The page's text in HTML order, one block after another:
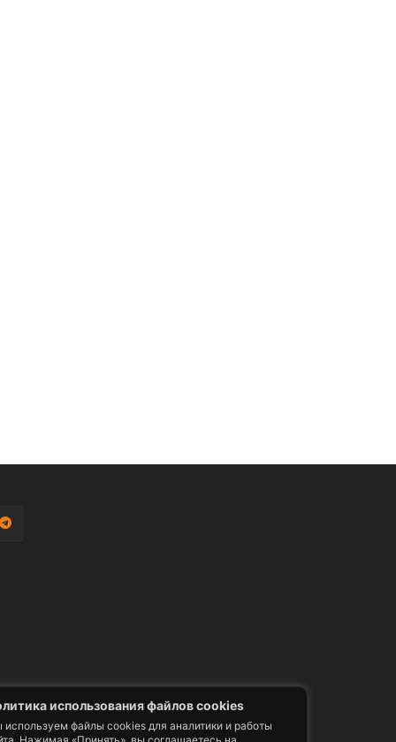
использования файлов cookies
файлы cookies для аналитики и работы